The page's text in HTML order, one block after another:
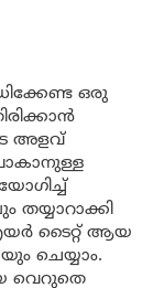
ഒരു
അളവ്
എയർ ടൈറ്റ് ആയ
ചെയ്യാം.
വെറുതെ